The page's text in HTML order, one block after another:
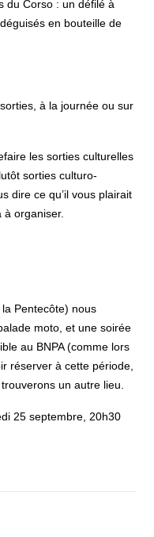
du Corso : un défilé à
en bouteille de
à la journée ou sur
les sorties culturelles
sorties culturo-
dire ce qu’il vous plairait
organiser.
Pentecôte) nous
moto, et une soirée
au BNPA (comme lors
réserver à cette période,
un autre lieu.
25 septembre, 20h30